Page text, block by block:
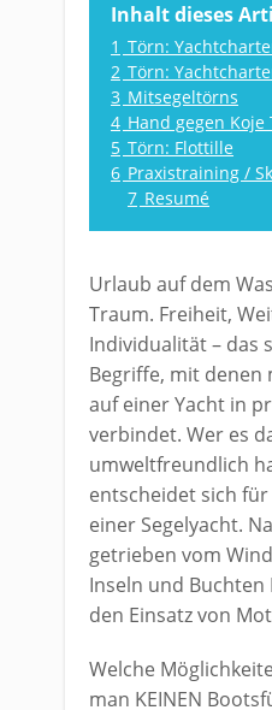
Inhalt dieses
1 Törn:
2 Törn:
3 Mitsegeltörns
4 Hand gegen Koje
5 Törn: Flottille
6 Praxistraining /
7 Resumé
Urlaub auf dem
Traum. Freiheit,
Individualität – das
Begriffe, mit denen
auf einer Yacht in
verbindet. Wer es
umweltfreundlich
entscheidet sich
einer Segelyacht.
getrieben vom
Inseln und
den Einsatz von
Welche
man KEINEN